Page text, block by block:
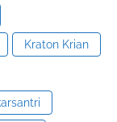
Kraton Krian